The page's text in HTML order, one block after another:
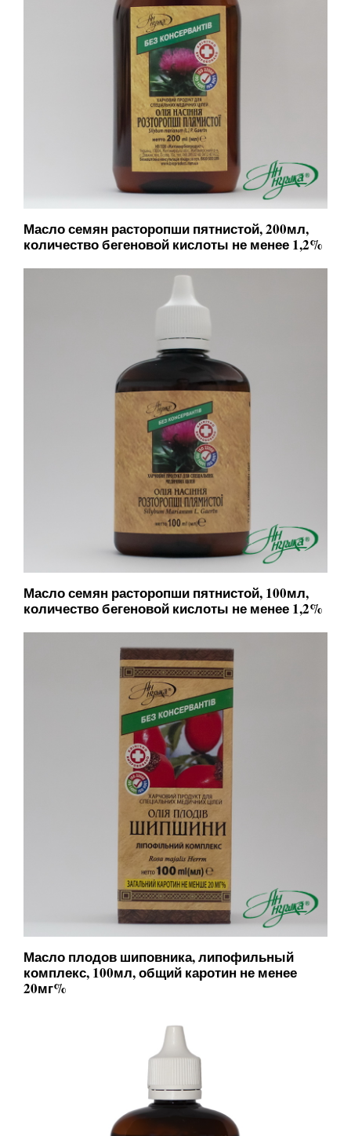
Масло семян расторопши пятнистой, 200мл,
количество бегеновой кислоты не менее 1,2%
Масло семян расторопши пятнистой, 100мл,
количество бегеновой кислоты не менее 1,2%
Масло плодов шиповника, липофильный
комплекс, 100мл, общий каротин не менее
20мг%